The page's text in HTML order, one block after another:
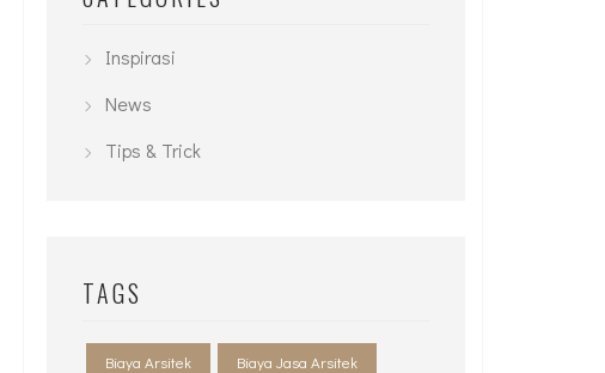
Inspirasi
News
Tips & Trick
TAGS
Biaya Arsitek Biaya Jasa Arsitek